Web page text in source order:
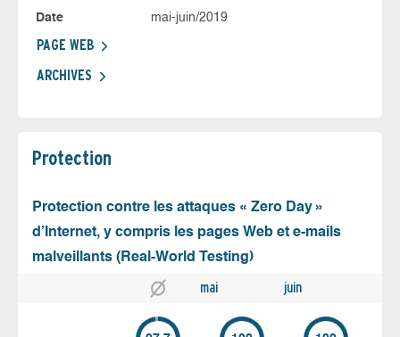
Date
mai-juin/2019
PAGE WEB
ARCHIVES
Protection
Protection contre les attaques « Zero Day »
d’Internet, y compris les pages Web et e-mails
malveillants (Real-World Testing)
mai juin